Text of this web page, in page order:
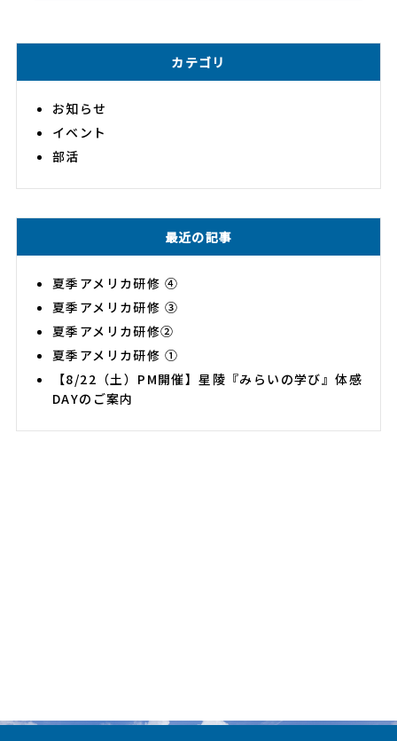
カテゴリ
お知らせ
イベント
部活
最近の記事
夏季アメリカ研修 ④
夏季アメリカ研修 ③
夏季アメリカ研修②
夏季アメリカ研修 ①
【8/22（土）PM開催】星陵『みらいの学び』体感
DAYのご案内